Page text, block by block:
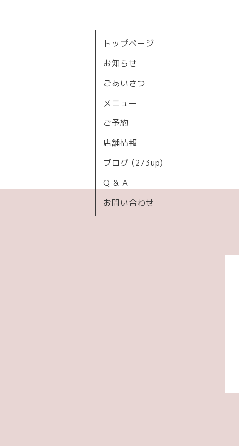
トップページ
お知らせ
ごあいさつ
メニュー
ご予約
店舗情報
ブログ (2/3up)
Q & A
お問い合わせ